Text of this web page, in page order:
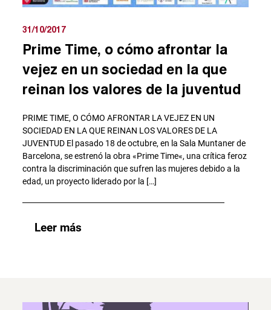
31/10/2017
Prime Time, o cómo afrontar la
vejez en un sociedad en la que
reinan los valores de la juventud
PRIME TIME, O CÓMO AFRONTAR LA VEJEZ EN UN
SOCIEDAD EN LA QUE REINAN LOS VALORES DE LA
JUVENTUD El pasado 18 de octubre, en la Sala Muntaner de
Barcelona, ​​se estrenó la obra «Prime Time«, una crítica feroz
contra la discriminación que sufren las mujeres debido a la
edad, un proyecto liderado por la […]
Leer más